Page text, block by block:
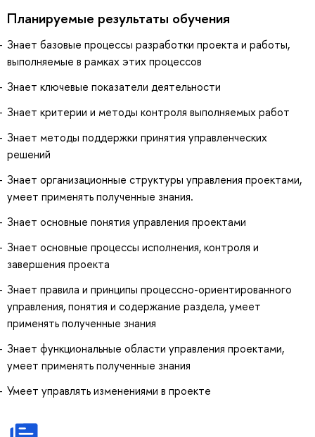
Планируемые результаты обучения
Знает базовые процессы разработки проекта и работы,
выполняемые в рамках этих процессов
Знает ключевые показатели деятельности
Знает критерии и методы контроля выполняемых работ
Знает методы поддержки принятия управленческих
решений
Знает организационные структуры управления проектами,
умеет применять полученные знания.
Знает основные понятия управления проектами
Знает основные процессы исполнения, контроля и
завершения проекта
Знает правила и принципы процессно-ориентированного
управления, понятия и содержание раздела, умеет
применять полученные знания
Знает функциональные области управления проектами,
умеет применять полученные знания
Умеет управлять изменениями в проекте